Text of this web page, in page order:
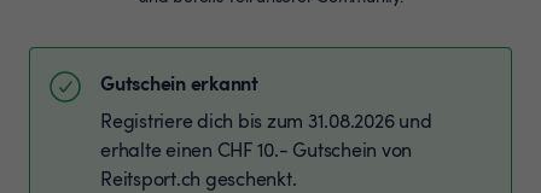
Gutschein erkannt
Registriere dich bis zum 31.08.2026 und
erhalte einen CHF 10.- Gutschein von
Reitsport.ch geschenkt.